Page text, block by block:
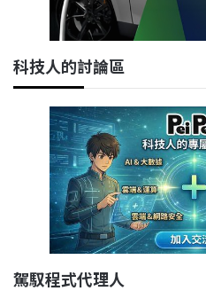
科技人的討論區
駕馭程式代理人